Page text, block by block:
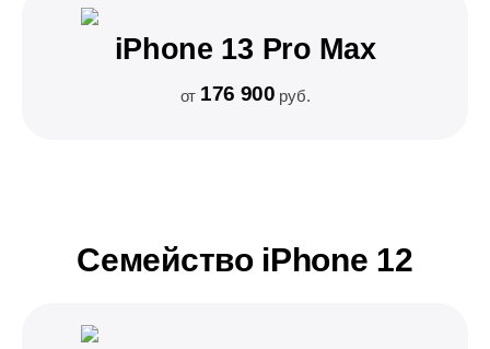
iPhone 13 Pro Max
от 176 900 руб.
Семейство iPhone 12